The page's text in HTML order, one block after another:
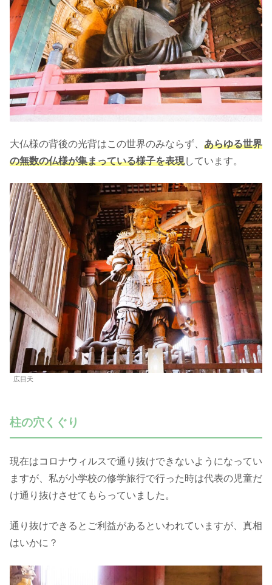
大仏様の背後の光背はこの世界のみならず、 あらゆる世界
の無数の仏様が集まっている様子を表現しています。
広目天
柱の穴くぐり
現在はコロナウィルスで通り抜けできないようになってい
ますが、私が小学校の修学旅行で行った時は代表の児童だ
け通り抜けさせてもらっていました。
通り抜けできるとご利益があるといわれていますが、真相
はいかに？